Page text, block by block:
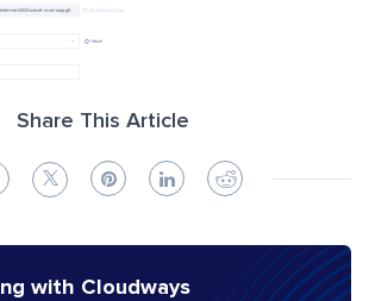
Share This Article
with Cloudways